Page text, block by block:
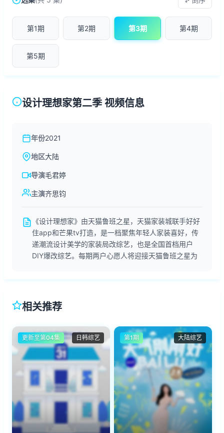
第1期 第2期 第3期 第4期
第5期
设计理想家第二季 视频信息
年份2021
地区大陆
导演毛君婷
主演齐思钧
《设计理想家》由天猫鲁班之星，天猫家装城联手好好
住app和芒果tv打造，是一档聚焦年轻人家装喜好，传
递潮流设计美学的家装局改综艺，也是全国首档用户
DIY爆改综艺。每期两户心愿人将迎接天猫鲁班之星为
相关推荐
日韩综艺
更新至第04集 大陆综艺
第1期